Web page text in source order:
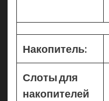
Накопитель:
Слоты для
накопителей